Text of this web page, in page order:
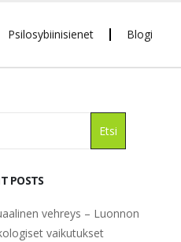
Psilosybiinisienet Blogi
Etsi
POSTS
vehreys – Luonnon
vaikutukset